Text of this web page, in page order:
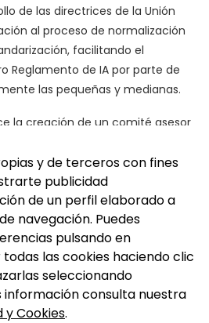
de las directrices de la Unión
al proceso de normalización
facilitando el
Reglamento de IA por parte de
las pequeñas y medianas.
la creación de un comité asesor
y experiencia técnica en campos
2023 0 comentario
y de terceros con fines
publicidad
de un perfil elaborado a
navegación. Puedes
pulsando en
las cookies haciendo clic
seleccionando
información consulta nuestra
y Cookies.